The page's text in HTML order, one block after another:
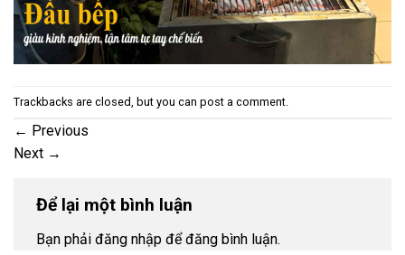
Trackbacks are closed, but you can post a comment
← Previous
Next →
Để lại một bình luận
Bạn phải đăng nhập để đăng bình luận.